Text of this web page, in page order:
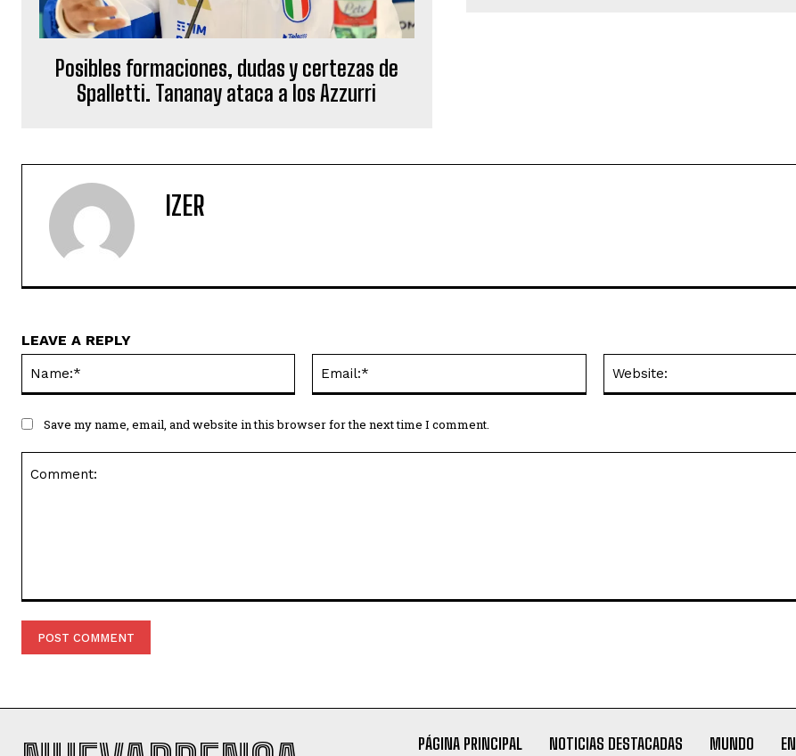
Posibles formaciones, dudas y certezas de
Spalletti. Tananay ataca a los Azzurri
IZER
LEAVE A REPLY
Save my name, email, and website in this browser for the next time I comment.
PÁGINA PRINCIPAL NOTICIAS DESTACADAS MUNDO